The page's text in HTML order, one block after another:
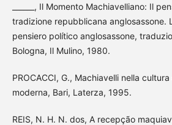
______, Il Momento Machiavelliano: Il
tradizione repubblicana anglosassone.
pensiero político anglosassone,
Bologna, Il Mulino, 1980.
PROCACCI, G., Machiavelli nella cultura
moderna, Bari, Laterza, 1995.
REIS, N. H. N. dos, A recepção